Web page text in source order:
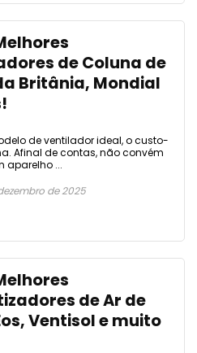
de Coluna de
Britânia, Mondial
de ventilador ideal, o custo-
Afinal de contas, não convém
aparelho ...
de 2025
de Ar de
Ventisol e muito